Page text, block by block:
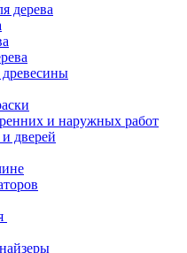
дерева
и наружных работ
дверей